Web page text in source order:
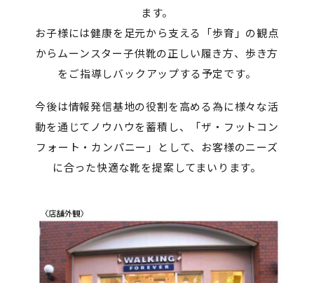
ます。
お子様には健康を足元から支える「歩育」の観点
からムーンスター子供靴の正しい履き方、歩き方
をご指導しバックアップする予定です。
今後は情報発信基地の役割を高める為に様々な活
動を通じてノウハウを蓄積し、「ザ・フットコン
フォート・カンパニー」として、お客様のニーズ
に合った快適な靴を提案してまいります。